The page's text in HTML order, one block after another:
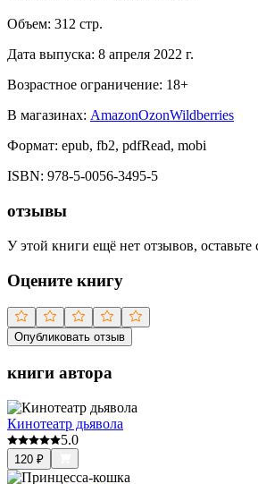
Объем: 312 стр.
Дата выпуска: 8 апреля 2022 г.
Возрастное ограничение: 18+
В магазинах: AmazonOzonWildberries
Формат: epub, fb2, pdfRead, mobi
ISBN: 978-5-0056-3495-5
отзывы
У этой книги ещё нет отзывов,
Оцените книгу
Опубликовать отзыв
книги автора
Кинотеатр дьявола
5.0
120 ₽